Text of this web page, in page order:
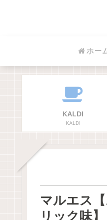
ホー
KALDI
KALDI
マルエス
リック味】